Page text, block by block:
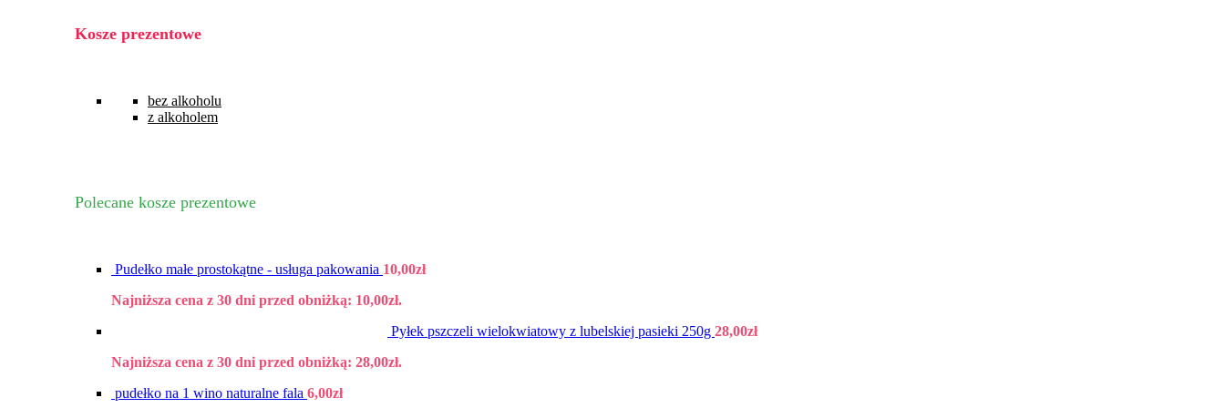
Kosze prezentowe
bez alkoholu
z alkoholem
Polecane kosze prezentowe
Pudełko małe prostokątne - usługa pakowania 10,00zł
Najniższa cena z 30 dni przed obniżką: 10,00zł.
Pyłek pszczeli wielokwiatowy z lubelskiej pasieki 250g 28,00zł
Najniższa cena z 30 dni przed obniżką: 28,00zł.
pudełko na 1 wino naturalne fala 6,00zł